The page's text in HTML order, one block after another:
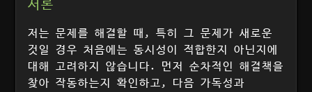
서론
저는 문제를 해결할 때, 특히 그 문제가 새로운
것일 경우 처음에는 동시성이 적합한지 아닌지에
대해 고려하지 않습니다. 먼저 순차적인 해결책을
찾아 작동하는지 확인하고, 다음 가독성과